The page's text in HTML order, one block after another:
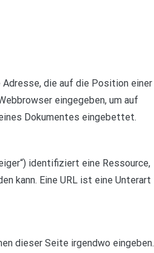
die auf die Position einer
eingegeben, um auf
Dokumentes eingebettet.
identifiziert eine Ressource,
kann. Eine URL ist eine Unterart
dieser Seite irgendwo eingeben.